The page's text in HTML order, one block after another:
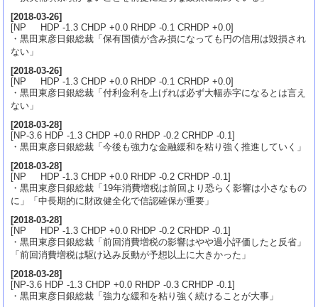
[2018-03-26]
[NP HDP -1.3 CHDP +0.0 RHDP -0.1 CRHDP +0.0]
・黒田東彦日銀総裁「保有国債が含み損になっても円の信用は毀損され
ない」
[2018-03-26]
[NP HDP -1.3 CHDP +0.0 RHDP -0.1 CRHDP +0.0]
・黒田東彦日銀総裁「付利金利を上げれば必ず大幅赤字になるとは言え
ない」
[2018-03-28]
[NP-3.6 HDP -1.3 CHDP +0.0 RHDP -0.2 CRHDP -0.1]
・黒田東彦日銀総裁「今後も強力な金融緩和を粘り強く推進していく」
[2018-03-28]
[NP HDP -1.3 CHDP +0.0 RHDP -0.2 CRHDP -0.1]
・黒田東彦日銀総裁「19年消費増税は前回より恐らく影響は小さなもの
に」「中長期的に財政健全化で信認確保が重要」
[2018-03-28]
[NP HDP -1.3 CHDP +0.0 RHDP -0.2 CRHDP -0.1]
・黒田東彦日銀総裁「前回消費増税の影響はやや過小評価したと反省」
「前回消費増税は駆け込み反動が予想以上に大きかった」
[2018-03-28]
[NP-3.6 HDP -1.3 CHDP +0.0 RHDP -0.3 CRHDP -0.1]
・黒田東彦日銀総裁「強力な緩和を粘り強く続けることが大事」